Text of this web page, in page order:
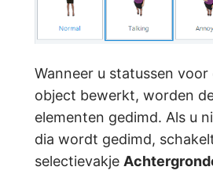
Wanneer u statussen voor
object bewerkt, worden
elementen gedimd. Als u
dia wordt gedimd,
selectievakje